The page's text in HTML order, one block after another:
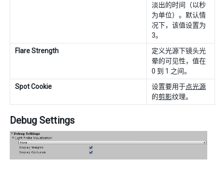
淡出的时间（以秒
为单位）。默认情
况下，该值设置为
3。
Flare Strength
定义光源下镜头光
晕的可见性，值在
0 到 1 之间。
Spot Cookie
设置要用于点光源
的剪影纹理。
Debug Settings